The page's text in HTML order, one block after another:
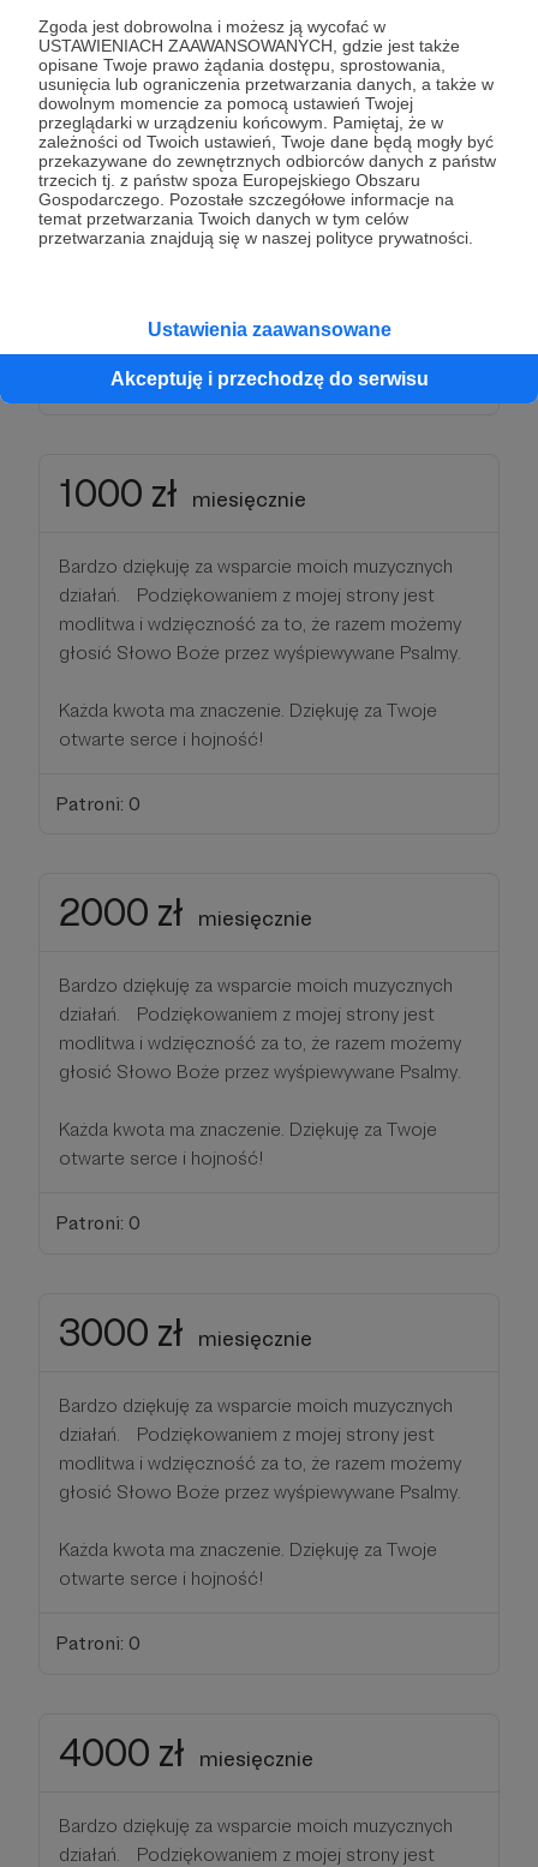
Zgoda jest dobrowolna i możesz ją wycofać w
USTAWIENIACH ZAAWANSOWANYCH, gdzie jest także
opisane Twoje prawo żądania dostępu, sprostowania,
usunięcia lub ograniczenia przetwarzania danych, a także w
dowolnym momencie za pomocą ustawień Twojej
przeglądarki w urządzeniu końcowym. Pamiętaj, że w
zależności od Twoich ustawień, Twoje dane będą mogły być
przekazywane do zewnętrznych odbiorców danych z państw
trzecich tj. z państw spoza Europejskiego Obszaru
Gospodarczego. Pozostałe szczegółowe informacje na
temat przetwarzania Twoich danych w tym celów
przetwarzania znajdują się w naszej polityce prywatności.
Ustawienia zaawansowane
Akceptuję i przechodzę do serwisu
500 zł miesięcznie
Bardzo dziękuję za wsparcie moich muzycznych
działań. Podziękowaniem z mojej strony jest
modlitwa i wdzięczność za to, że razem możemy
głosić Słowo Boże przez wyśpiewywane Psalmy.
otwarte serce i hojność!
Patroni: 0 Limit: 500
1000 zł miesięcznie
Bardzo dziękuję za wsparcie moich muzycznych
działań. Podziękowaniem z mojej strony jest
modlitwa i wdzięczność za to, że razem możemy
głosić Słowo Boże przez wyśpiewywane Psalmy.
Każda kwota ma znaczenie. Dziękuję za Twoje
otwarte serce i hojność!
Patroni: 0
2000 zł miesięcznie
Bardzo dziękuję za wsparcie moich muzycznych
działań. Podziękowaniem z mojej strony jest
modlitwa i wdzięczność za to, że razem możemy
głosić Słowo Boże przez wyśpiewywane Psalmy.
Każda kwota ma znaczenie. Dziękuję za Twoje
otwarte serce i hojność!
Patroni: 0
3000 zł miesięcznie
Bardzo dziękuję za wsparcie moich muzycznych
działań. Podziękowaniem z mojej strony jest
modlitwa i wdzięczność za to, że razem możemy
głosić Słowo Boże przez wyśpiewywane Psalmy.
Każda kwota ma znaczenie. Dziękuję za Twoje
otwarte serce i hojność!
Patroni: 0
4000 zł miesięcznie
Bardzo dziękuję za wsparcie moich muzycznych
działań. Podziękowaniem z mojej strony jest